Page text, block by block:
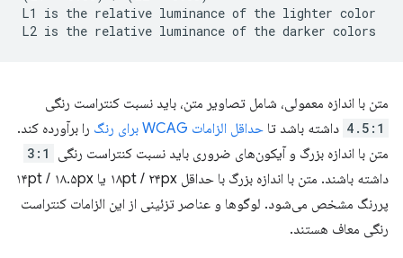
L1 is the relative luminance of the lighter color
متن با اندازه معمولی، شامل تصاویر متن، باید نسبت کنتراست رنگی
4.5:1 داشته باشد تا حداقل الزامات WCAG برای رنگ
را برآورده کند.
متن با اندازه بزرگ و آیکون‌های ضروری باید نسبت کنتراست رنگی
3:1
داشته باشند. متن با اندازه بزرگ با حداقل ۱۸pt / ۲۴px یا ۱۴pt / ۱۸.۵px
پررنگ مشخص می‌شود. لوگوها و عناصر تزئینی از این الزامات کنتراست
رنگی معاف هستند.